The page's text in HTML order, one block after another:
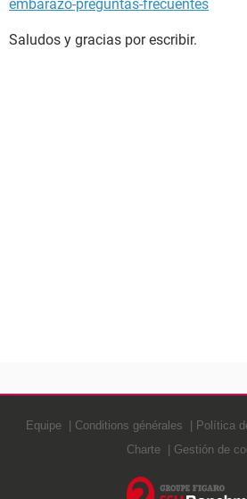
embarazo-preguntas-frecuentes
Saludos y gracias por escribir.
Equipe Conditions générales Política
Charte
Gestión de